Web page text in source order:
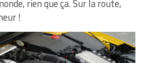
rien que ça. Sur la route,
!